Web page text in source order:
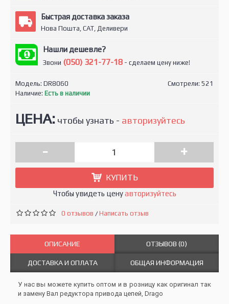
Быстрая доставка заказа
Нова Пошта, САТ, Деливери
Нашли дешевле?
Звони (050) 321-77-18 - сделаем цену ниже!
Смотрели: 521
Модель: DR8060
Наличие: Есть в наличии
ЦЕНА: чтобы узнать - авторизуйтесь
- +
КУПИТЬ
Чтобы увидеть ценуавторизуйтесь
0 отзывов /Написать отзыв
ОПИСАНИЕ ОТЗЫВОВ (0)
ДОСТАВКА И ОПЛАТА ОБЩАЯ ИНФОРМАЦИЯ
У нас вы можете купить оптом и в розницу как оригинал так
и замену Вал редуктора привода цепей, Drago